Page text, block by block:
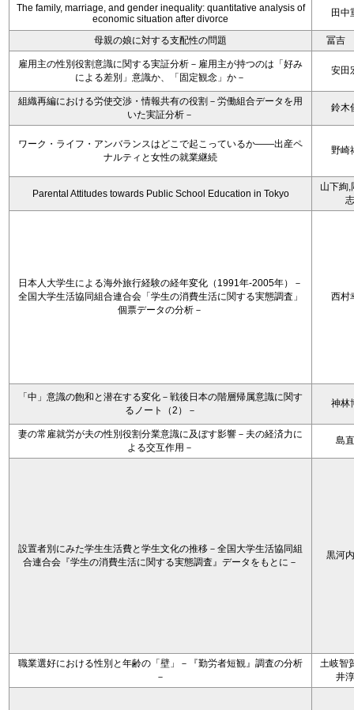
The family, marriage, and gender inequality: quantitative analysis of
economic situation after divorce
田中
母親の娘に対する支配性の問題 冨吉
雇用主の性別役割意識に関する実証分析－雇用主が持つのは「好み
による差別」意識か、「固定観念」か－
安田
組織再編における労使交渉・情報共有の役割－労働組合データを用
いた実証分析－
鈴木
ワーク・ライフ・アンバランスはどこで起こっているか――出産ペ
ナルティと女性の就業継続
野崎
Parental Attitudes towards Public School Education in Tokyo
山下絢,
志
日本人大学生による海外旅行経験の経年変化（1991年-2005年）－
全国大学生活協同組合連合会「学生の消費生活に関する実態調査」
個票データの分析－
西村
「中」意識の飽和と潜在する変化－戦後日本の階層帰属意識に関す
るノート（2）－
神林
妻の常雇就労が夫の性別役割分業意識に及ぼす影響－夫の経済力に
よる交互作用－
島
設置者別にみた学生生活費と学生文化の推移－全国大学生活協同組
合連合会『学生の消費生活に関する実態調査』データをもとに－
黒河
職業選好における性別と年齢の「壁」－『勤労者短観』調査の分析
－
土岐智
井